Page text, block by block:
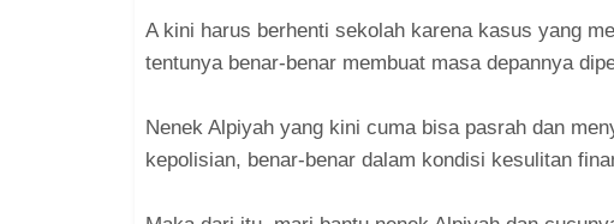
A kini harus berhenti sekolah karena kasus yang
tentunya benar-benar membuat masa depannya
Nenek Alpiyah yang kini cuma bisa pasrah dan
kepolisian, benar-benar dalam kondisi kesulitan